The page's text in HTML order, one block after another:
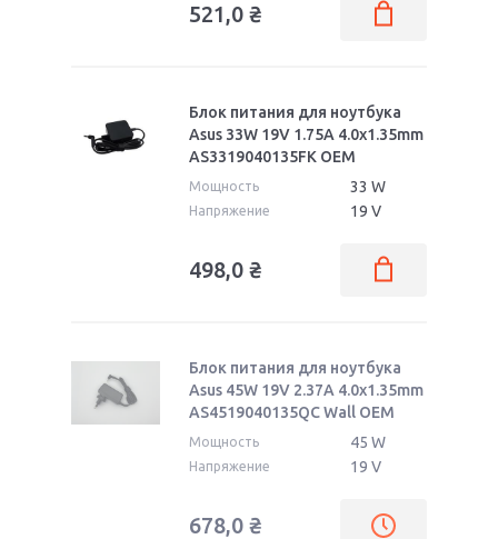
521,0 ₴
Блок питания для ноутбука
Asus 33W 19V 1.75A 4.0x1.35mm
AS3319040135FK OEM
Мощность 33 W
Напряжение 19 V
498,0 ₴
Блок питания для ноутбука
Asus 45W 19V 2.37A 4.0x1.35mm
AS4519040135QC Wall OEM
Мощность 45 W
Напряжение 19 V
678,0 ₴